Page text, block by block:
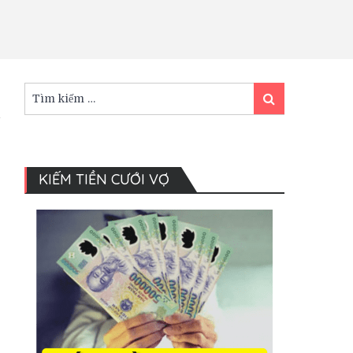
kiếm:
Tìm
kiếm
KIẾM TIỀN CƯỚI VỢ